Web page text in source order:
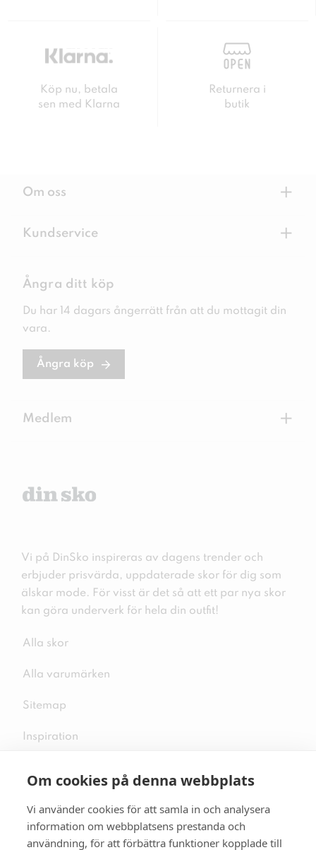
Om cookies på denna webbplats
Vi använder cookies för att samla in och analysera
information om webbplatsens prestanda och
användning, för att förbättra funktioner kopplade till
Köp nu, betala
sen med Klarna
Returnera i
butik
Om oss +
Kundservice +
Ångra ditt köp
Du har 14 dagars ångerrätt från att du mottagit din
vara.
Ångra köp
Medlem +
Vi på DinSko inspireras av dagens trender och
erbjuder prisvärda, uppdaterade skor för dig som
älskar mode. För visst är det så att ett par nya skor
kan göra underverk för hela din outfit!
Alla skor
Alla varumärken
Sitemap
Inspiration
Följ oss på sociala medier